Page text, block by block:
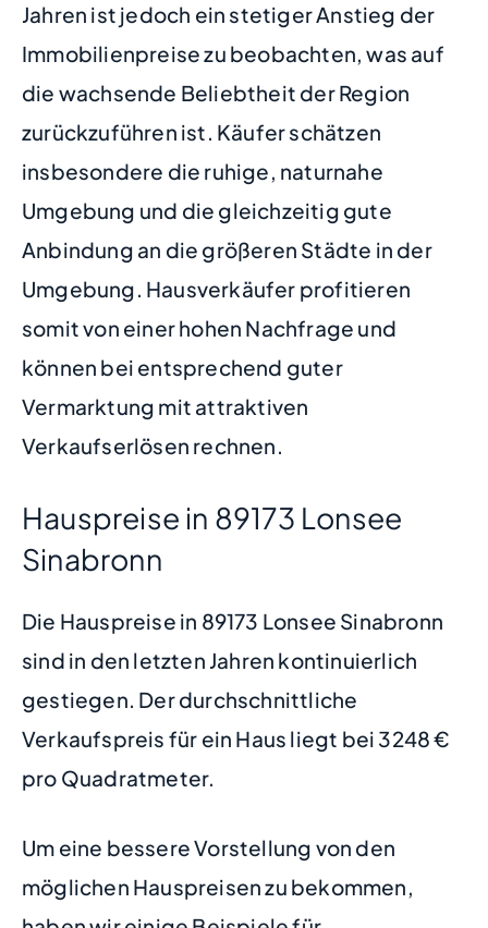
Jahren ist jedoch ein stetiger Anstieg der
Immobilienpreise zu beobachten, was auf
die wachsende Beliebtheit der Region
zurückzuführen ist. Käufer schätzen
insbesondere die ruhige, naturnahe
Umgebung und die gleichzeitig gute
Anbindung an die größeren Städte in der
Umgebung. Hausverkäufer profitieren
somit von einer hohen Nachfrage und
können bei entsprechend guter
Vermarktung mit attraktiven
Verkaufserlösen rechnen.
Hauspreise in 89173 Lonsee
Sinabronn
Die Hauspreise in 89173 Lonsee Sinabronn
sind in den letzten Jahren kontinuierlich
gestiegen. Der durchschnittliche
Verkaufspreis für ein Haus liegt bei 3248 €
pro Quadratmeter.
Um eine bessere Vorstellung von den
möglichen Hauspreisen zu bekommen,